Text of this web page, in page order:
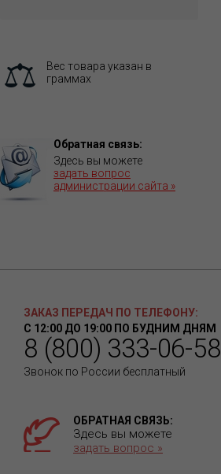
Вес товара указан в
граммах
Обратная связь:
Здесь вы можете
задать вопрос
администрации сайта »
ЗАКАЗ ПЕРЕДАЧ ПО ТЕЛЕФОНУ:
С 12:00 ДО 19:00 ПО БУДНИМ ДНЯМ
8 (800) 333-06-58
Звонок по России бесплатный
ОБРАТНАЯ СВЯЗЬ:
Здесь вы можете
задать вопрос »